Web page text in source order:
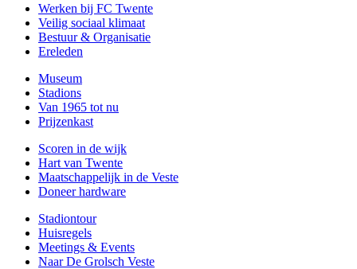
Werken bij FC Twente
Veilig sociaal klimaat
Bestuur & Organisatie
Ereleden
Museum
Stadions
Van 1965 tot nu
Prijzenkast
Scoren in de wijk
Hart van Twente
Maatschappelijk in de Veste
Doneer hardware
Stadiontour
Huisregels
Meetings & Events
Naar De Grolsch Veste